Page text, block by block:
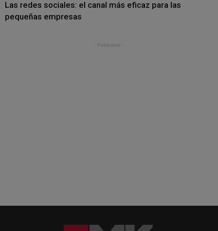
Las redes sociales: el canal más eficaz para las
pequeñas empresas
- Publicidad -